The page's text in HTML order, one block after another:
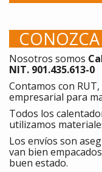
Nosotros somos
NIT. 901.435.613-0
Contamos con
empresarial para
Todos los
utilizamos
Los envíos son
van bien
buen estado.